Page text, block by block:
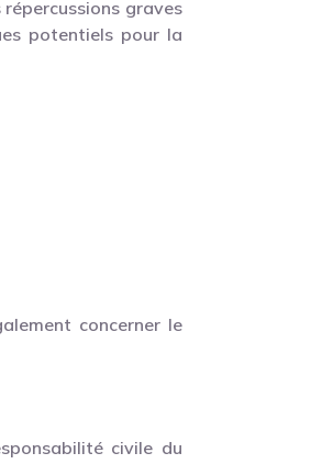
graves
potentiels pour la
concerner le
civile du